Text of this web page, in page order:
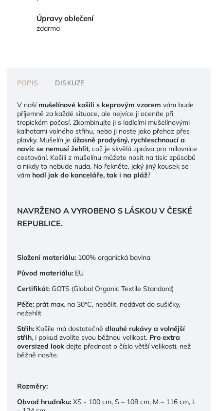
Úpravy oblečení
zdarma
POPIS DISKUZE
V našímušelínové košili s keprovým vzorem vám bude
příjemně za každé situace, ale nejvíce ji oceníte při
tropickém počasí. Zkombinujte ji s ladícími mušelínovými
kalhotami volného střihu, nebo ji noste jako přehoz přes
plavky. Mušelín je úžasně prodyšný, rychleschnoucí a
navíc se nemusí žehlit, což je skvělá zpráva pro milovnice
cestování. Košili z mušelínu můžete nosit na tisíc způsobů
a nikdy to nebude nuda. No řekněte, jaký jiný kousek se
vám hodí jak do kanceláře, tak i na pláž?
NAVRŽENO A VYROBENO S LÁSKOU V ČESKÉ
REPUBLICE.
Složení materiálu: 100% organická bavlna
Původ materiálu: EU
Certifikát: GOTS (Global Organic Textile Standard)
Péče: prát max. na 30°C, nebělit, nedávat do sušičky,
nežehlit
Střih: Košile má dostatečně dlouhé rukávy a volnější
střih, i pokud zvolíte svou běžnou velikost. Pro extra
oversized look dejte přednost o číslo větší velikosti, než
běžně nosíte.
Rozměry:
Obvod hrudníku: XS - 100 cm, S – 108 cm, M – 116 cm, L